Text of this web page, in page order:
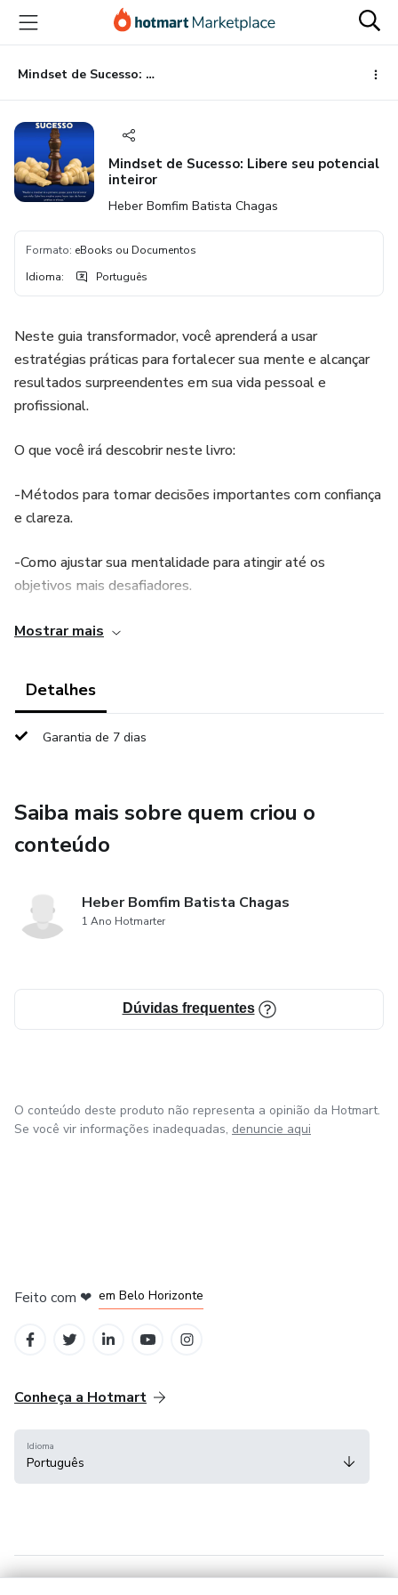
para
conteúdo
principal
para
pagamento
para
rodapé
Mindset de Sucesso: Libere seu potencial inteiror
Mindset de Sucesso: Libere seu potencial
inteiror
Heber Bomfim Batista Chagas
Formato: eBooks ou Documentos
Idioma: Português
Neste guia transformador, você aprenderá a usar
estratégias práticas para fortalecer sua mente e alcançar
resultados surpreendentes em sua vida pessoal e
profissional.
O que você irá descobrir neste livro:
-Métodos para tomar decisões importantes com confiança
e clareza.
-Como ajustar sua mentalidade para atingir até os
objetivos mais desafiadores.
-A chave para superar conflitos internos e manter o
-Formas eficazes de eliminar crenças limitantes e
-Estratégias práticas para criar hábitos que sustentem seu
crescimento contínuo.
-Como transformar adversidades em oportunidades de
aprendizado e evolução.
das maiores dificuldades.
Agora é a sua vez de mudar a trajetória dos seus
Mostrar mais
Detalhes
Garantia de 7 dias
Saiba mais sobre quem criou o
conteúdo
Heber Bomfim Batista Chagas
1 Ano Hotmarter
Dúvidas frequentes
O conteúdo deste produto não representa a opinião da Hotmart.
Se você vir informações inadequadas, denuncie aqui
Feito com ❤ em Belo Horizonte
Conheça a Hotmart
Idioma
Português